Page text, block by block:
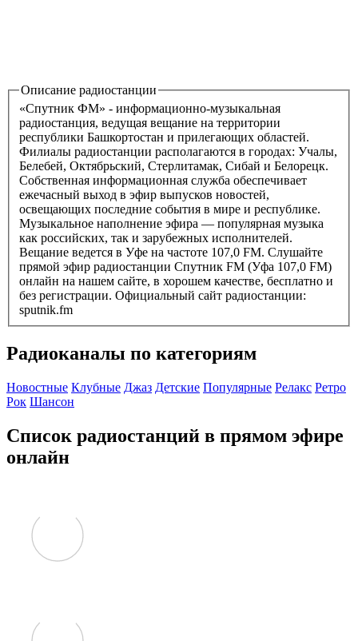
Описание радиостанции
«Спутник ФМ» - информационно-музыкальная
радиостанция, ведущая вещание на территории
республики Башкортостан и прилегающих областей.
Филиалы радиостанции располагаются в городах: Учалы,
Белебей, Октябрьский, Стерлитамак, Сибай и Белорецк.
Собственная информационная служба обеспечивает
ежечасный выход в эфир выпусков новостей,
освещающих последние события в мире и республике.
Музыкальное наполнение эфира — популярная музыка
как российских, так и зарубежных исполнителей.
Вещание ведется в Уфе на частоте 107,0 FM. Слушайте
прямой эфир радиостанции Спутник FM (Уфа 107,0 FM)
онлайн на нашем сайте, в хорошем качестве, бесплатно и
без регистрации. Официальный сайт радиостанции:
sputnik.fm
Радиоканалы по категориям
Новостные Клубные Джаз Детские Популярные Релакс Ретро
Рок Шансон
Список радиостанций в прямом эфире
онлайн